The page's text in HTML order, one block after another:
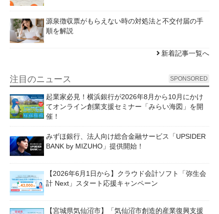
源泉徴収票がもらえない時の対処法と不交付届の手
順を解説
新着記事一覧へ
注目のニュース SPONSORED
起業家必見！横浜銀行が2026年8月から10月にかけ
てオンライン創業支援セミナー「みらい海図」を開
催！
みずほ銀行、法人向け総合金融サービス「UPSIDER
BANK by MIZUHO」提供開始！
【2026年6月1日から】クラウド会計ソフト「弥生会
計 Next」スタート応援キャンペーン
【宮城県気仙沼市】「気仙沼市創造的産業復興支援